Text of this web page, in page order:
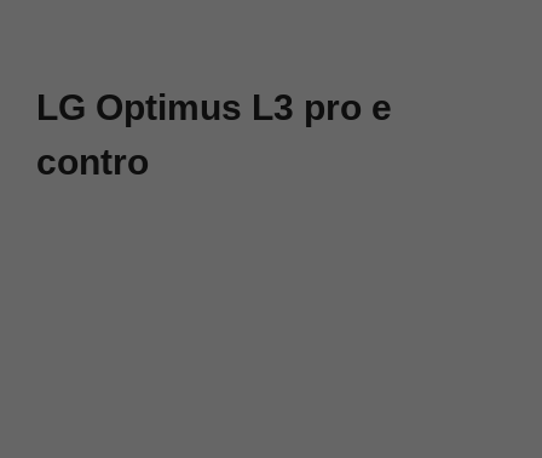
LG Optimus L3 pro e
contro